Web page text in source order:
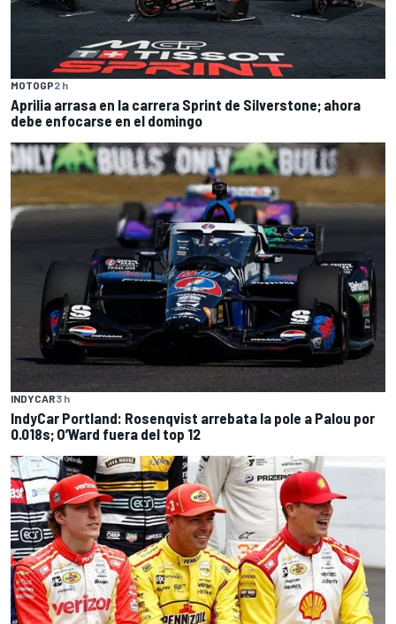
MOTOGP2 h
Aprilia arrasa en la carrera Sprint de Silverstone; ahora
debe enfocarse en el domingo
INDYCAR3 h
IndyCar Portland: Rosenqvist arrebata la pole a Palou por
0.018s; O’Ward fuera del top 12